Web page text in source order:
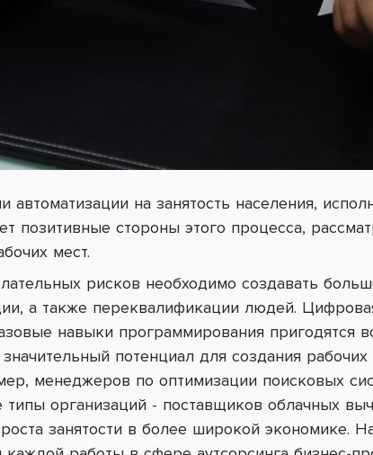
автоматизации на занятость населения,
позитивные стороны этого процесса,
мест.
рисков необходимо создавать
а также переквалификации людей.
навыки программирования пригодятся
потенциал для создания
менеджеров по оптимизации поисковых
организаций - поставщиков облачных
занятости в более широкой экономике.